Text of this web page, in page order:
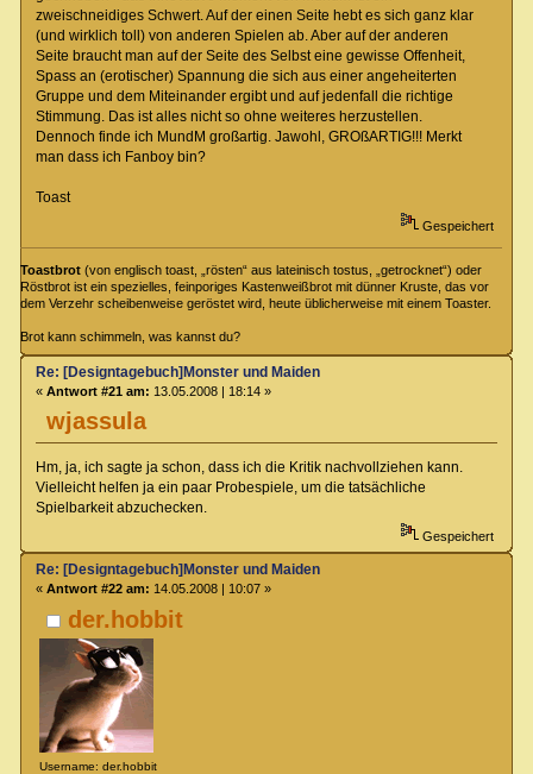
zweischneidiges Schwert. Auf der einen Seite hebt es sich ganz klar
(und wirklich toll) von anderen Spielen ab. Aber auf der anderen
Seite braucht man auf der Seite des Selbst eine gewisse Offenheit,
Spass an (erotischer) Spannung die sich aus einer angeheiterten
Gruppe und dem Miteinander ergibt und auf jedenfall die richtige
Stimmung. Das ist alles nicht so ohne weiteres herzustellen.
Dennoch finde ich MundM großartig. Jawohl, GROßARTIG!!! Merkt
man dass ich Fanboy bin?
Toast
Gespeichert
Toastbrot (von englisch toast, „rösten“ aus lateinisch tostus, „getrocknet“) oder
Röstbrot ist ein spezielles, feinporiges Kastenweißbrot mit dünner Kruste, das vor
dem Verzehr scheibenweise geröstet wird, heute üblicherweise mit einem Toaster.
Brot kann schimmeln, was kannst du?
wjassula
Re: [Designtagebuch]Monster und Maiden
« Antwort #21 am: 13.05.2008 | 18:14 »
Hm, ja, ich sagte ja schon, dass ich die Kritik nachvollziehen kann.
Vielleicht helfen ja ein paar Probespiele, um die tatsächliche
Spielbarkeit abzuchecken.
Gespeichert
der.hobbit
Username: der.hobbit
Re: [Designtagebuch]Monster und Maiden
« Antwort #22 am: 14.05.2008 | 10:07 »